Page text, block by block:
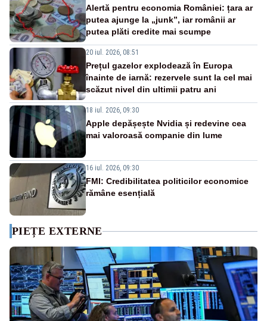
Alertă pentru economia României: țara ar
putea ajunge la „junk”, iar românii ar
putea plăti credite mai scumpe
20 iul. 2026, 08:51
Prețul gazelor explodează în Europa
înainte de iarnă: rezervele sunt la cel mai
scăzut nivel din ultimii patru ani
18 iul. 2026, 09:30
Apple depășește Nvidia și redevine cea
mai valoroasă companie din lume
16 iul. 2026, 09:30
FMI: Credibilitatea politicilor economice
rămâne esențială
PIEȚE EXTERNE